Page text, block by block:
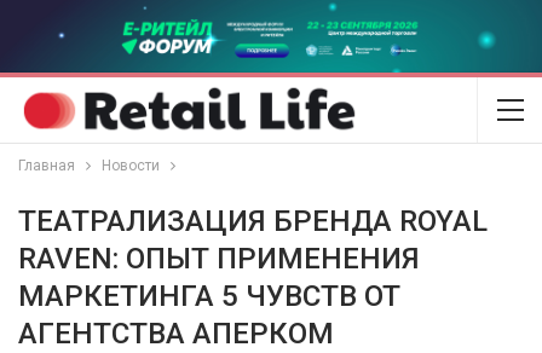
Главная Новости
ТЕАТРАЛИЗАЦИЯ БРЕНДА ROYAL
RAVEN: ОПЫТ ПРИМЕНЕНИЯ
МАРКЕТИНГА 5 ЧУВСТВ ОТ
АГЕНТСТВА АПЕРКОМ